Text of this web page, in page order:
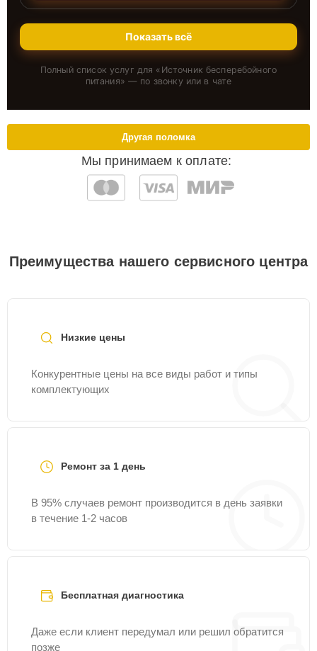
Показать всё
Полный список услуг для « Источник бесперебойного
питания» — по звонку или в чате
Мы принимаем к оплате:
Другая поломка
Преимущества нашего сервисного центра
Низкие цены
Конкурентные цены на все виды работ и типы
комплектующих
Ремонт за 1 день
В 95% случаев ремонт производится в день заявки
в течение 1-2 часов
Бесплатная диагностика
Даже если клиент передумал или решил обратится
позже